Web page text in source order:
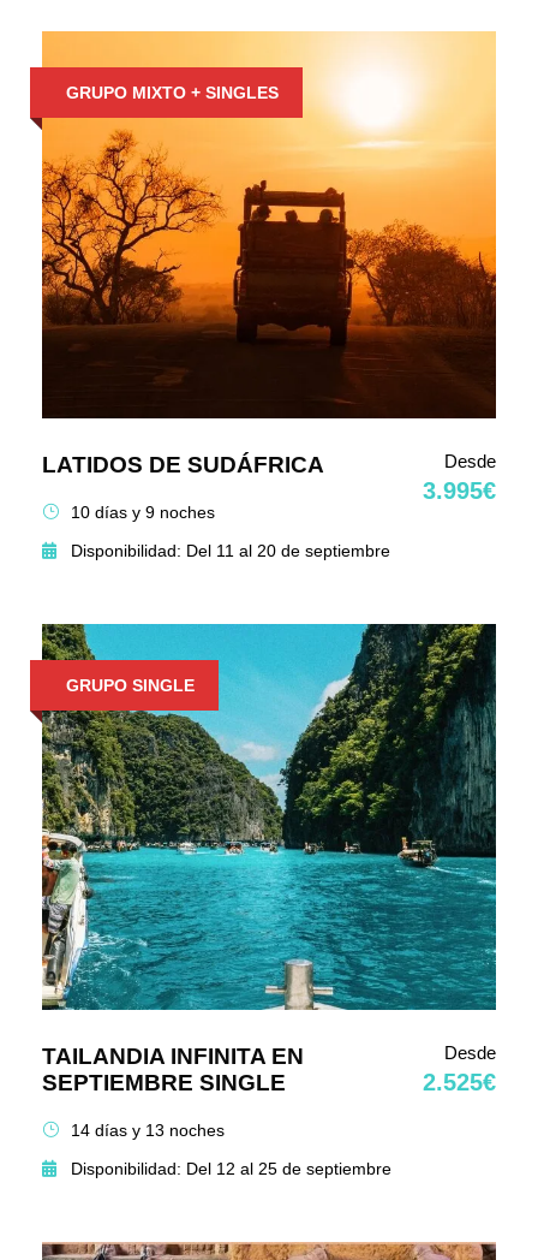
GRUPO MIXTO + SINGLES
LATIDOS DE SUDÁFRICA Desde
3.995€
10 días y 9 noches
Disponibilidad: Del 11 al 20 de septiembre
GRUPO SINGLE
TAILANDIA INFINITA EN
SEPTIEMBRE SINGLE
Desde
2.525€
14 días y 13 noches
Disponibilidad: Del 12 al 25 de septiembre